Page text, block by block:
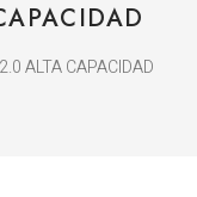
ALTA CAPACIDAD